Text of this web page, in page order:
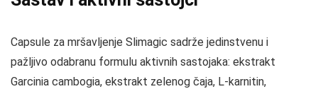
Capsule za mršavljenje Slimagic sadrže jedinstvenu i
pažljivo odabranu formulu aktivnih sastojaka: ekstrakt
Garcinia cambogia, ekstrakt zelenog čaja, L-karnitin,